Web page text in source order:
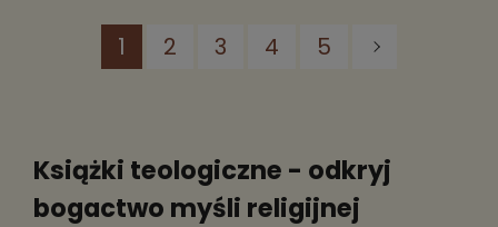
1 2 3 4 5
Książki teologiczne - odkryj
bogactwo myśli religijnej